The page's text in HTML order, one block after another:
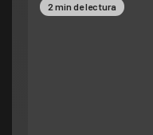
2 min de lectura